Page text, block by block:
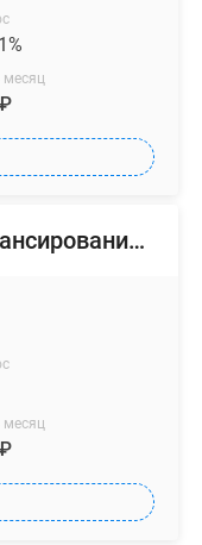
месяц
Банк жилищного финансирования (БЖФ)
месяц